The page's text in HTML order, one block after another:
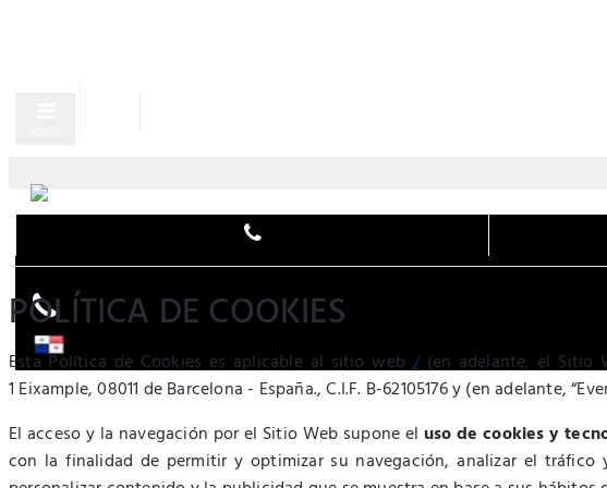
POLÍTICA DE COOKIES
Esta Política de Cookies es aplicable al sitio web/(en adelante, el Sitio
1 Eixample, 08011 de Barcelona - España., C.I.F. B-62105176 y (en adelante,
El acceso y la navegación por el Sitio Web supone el uso de cookies y
con la finalidad de permitir y optimizar su navegación, analizar el tráfico